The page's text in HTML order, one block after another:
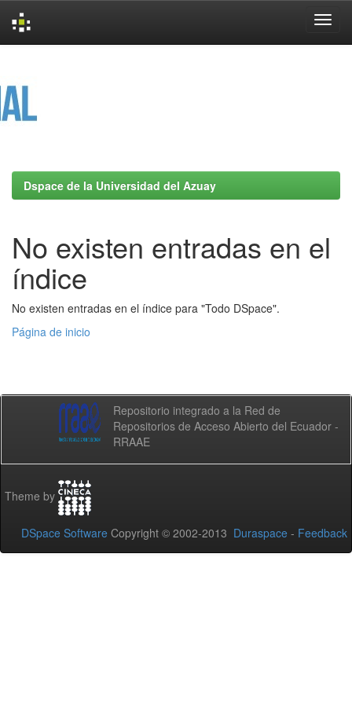
Dspace de la Universidad del Azuay
No existen entradas en el
índice
No existen entradas en el índice para "Todo DSpace".
Página de inicio
Repositorio integrado a la Red de
Repositorios de Acceso Abierto del Ecuador -
RRAAE
Theme by
DSpace Software Copyright © 2002-2013 Duraspace - Feedback